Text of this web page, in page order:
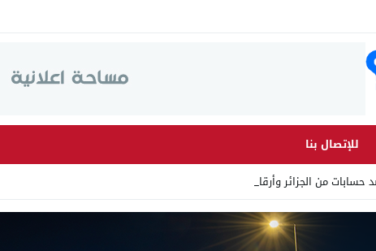
للإتصال بنا
من الجزائر وأرقاما بـ”213+_